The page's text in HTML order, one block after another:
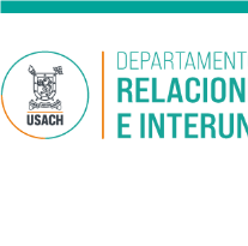
Pasar al contenido principal